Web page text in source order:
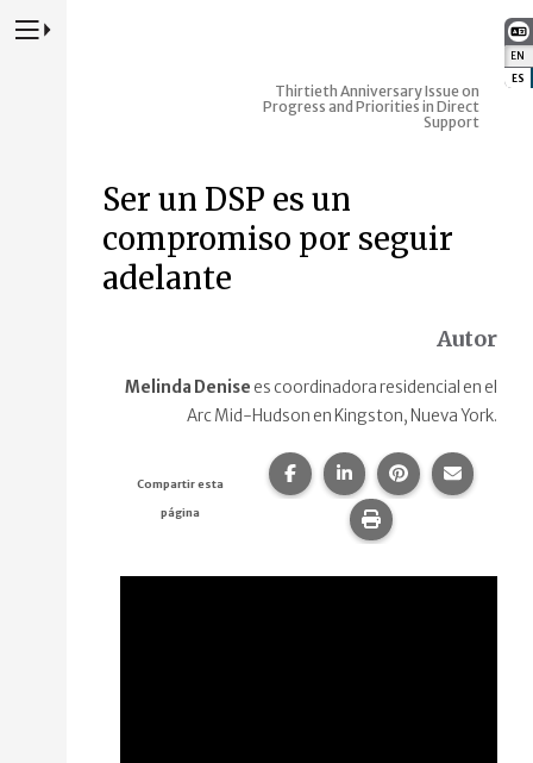
EN
ES
Presione para alternar la navegación principal del sitio web
Thirtieth Anniversary Issue on
Progress and Priorities in Direct
Support
Ser un DSP es un
compromiso por seguir
adelante
Autor
Melinda Denise es coordinadora residencial en el
Arc Mid-Hudson en Kingston, Nueva York.
Compartir esta
página
Compartir esta página en
Compartir esta
Compartir
Imprime esta